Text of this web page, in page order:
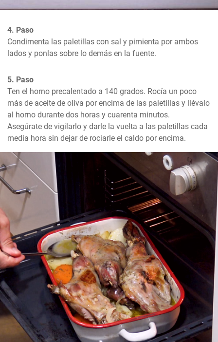
4. Paso
Condimenta las paletillas con sal y pimienta por ambos
lados y ponlas sobre lo demás en la fuente.
5. Paso
Ten el horno precalentado a 140 grados. Rocía un poco
más de aceite de oliva por encima de las paletillas y llévalo
al horno durante dos horas y cuarenta minutos.
Asegúrate de vigilarlo y darle la vuelta a las paletillas cada
media hora sin dejar de rociarle el caldo por encima.